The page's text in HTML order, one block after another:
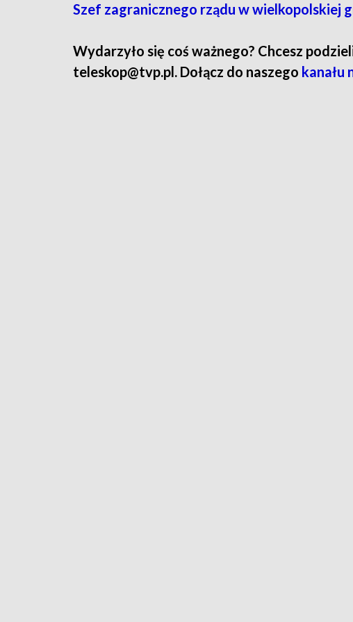
Szef zagranicznego rządu w wielkopolskiej
Wydarzyło się coś ważnego? Chcesz
teleskop@tvp.pl. Dołącz do naszego kanału